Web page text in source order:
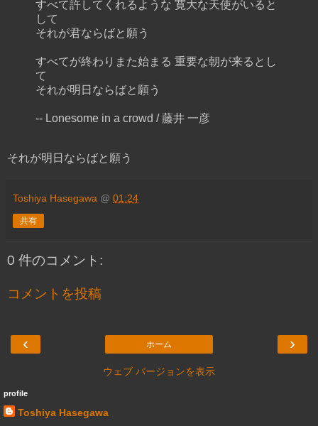
すべて許してくれるような 寛大な天使がいると
して
それが君ならばと願う
すべてが終わりまた始まる 重要な朝が来るとし
て
それが明日ならばと願う
-- Lonesome in a crowd / 藤井 一彦
それが明日ならばと願う
Toshiya Hasegawa @ 01:24
共有
0 件のコメント:
コメントを投稿
‹ ›
ホーム
ウェブ バージョンを表示
profile
Toshiya Hasegawa